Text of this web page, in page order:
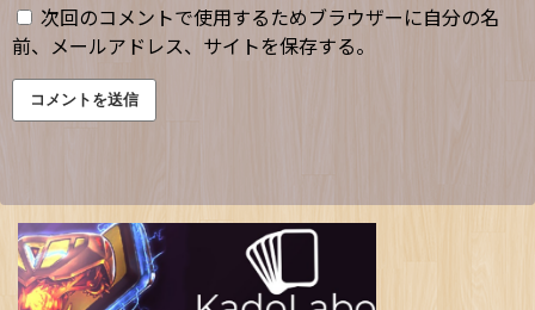
次回のコメントで使用するためブラウザーに自分の名
前、メールアドレス、サイトを保存する。